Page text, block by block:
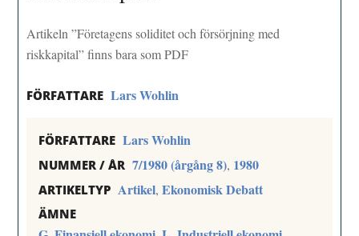
Artikeln ”Företagens soliditet och försörjning med
riskkapital” finns bara som PDF
FÖRFATTARE Lars Wohlin
FÖRFATTARE Lars Wohlin
NUMMER / ÅR 7/1980 (årgång 8), 1980
ARTIKELTYP Artikel,Ekonomisk Debatt
ÄMNE